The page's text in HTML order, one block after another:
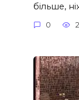
більше,
0